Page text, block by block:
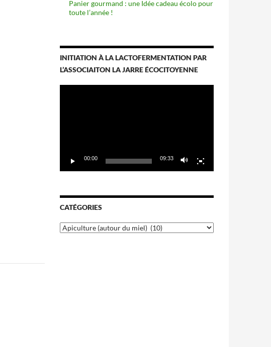
Panier gourmand : une Idée cadeau écolo pour
toute l’année !
INITIATION À LA LACTOFERMENTATION PAR
L’ASSOCIAITON LA JARRE ÉCOCITOYENNE
00:00 09:33
CATÉGORIES
Catégories